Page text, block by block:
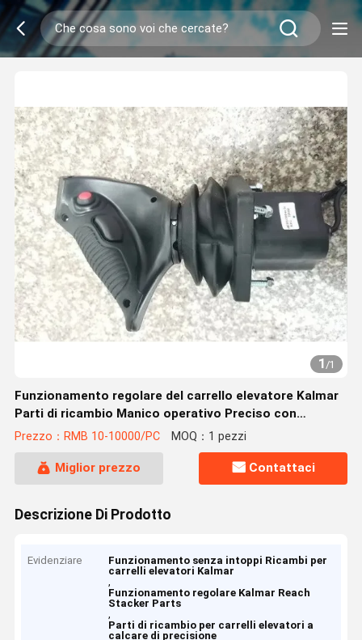
1/1
Funzionamento regolare del carrello elevatore Kalmar
Parti di ricambio Manico operativo Preciso con
tecnologia stabile
Prezzo：RMB 10-10000/PC MOQ：1 pezzi
Miglior prezzo Contattaci
Descrizione Di Prodotto
Evidenziare
Funzionamento senza intoppi Ricambi per
carrelli elevatori Kalmar
,
Funzionamento regolare Kalmar Reach
Stacker Parts
,
Parti di ricambio per carrelli elevatori a
calcare di precisione